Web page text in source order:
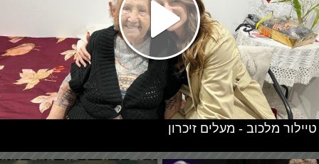
טיילור מלכוב - מעלים זיכרון